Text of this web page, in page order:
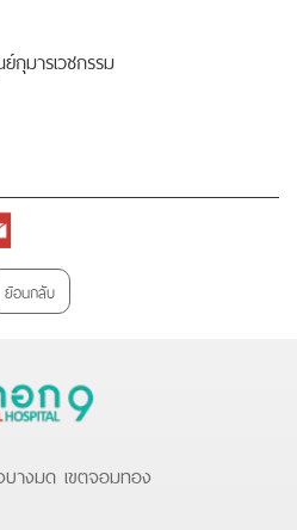
กุมารเวชกรรม
ย้อนกลับ
างมด เขตจอมทอง